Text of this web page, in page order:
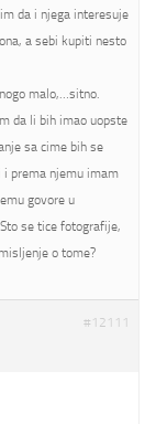
da i njega interesuje
a sebi kupiti nesto
malo,…sitno.
da li bih imao uopste
sa cime bih se
i prema njemu imam
govore u
se tice fotografije,
o tome?
#12111